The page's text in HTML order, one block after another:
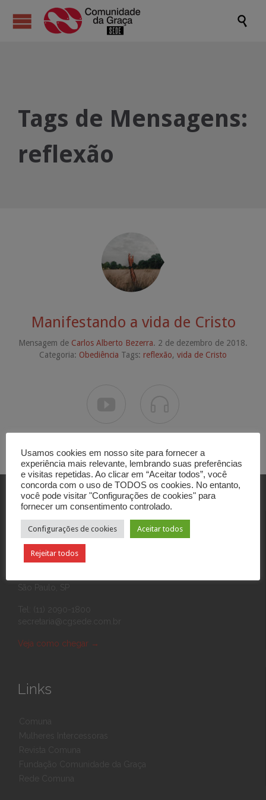

Tags de Mensagens:
reflexão
Manifestando a vida de Cristo
Mensagem de Carlos Alberto Bezerra. 2 de dezembro de 2018.
Categoria: Obediência Tags: reflexão, vida de Cristo
Contato
Rua Eponina, 390
São Paulo, SP
Veja como chegar →
Links
Usamos cookies em nosso site para fornecer a
experiência mais relevante, lembrando suas preferências
e visitas repetidas. Ao clicar em “Aceitar todos”, você
concorda com o uso de TODOS os cookies. No entanto,
você pode visitar "Configurações de cookies" para
fornecer um consentimento controlado.
Configurações de cookies Aceitar todos
Rejeitar todos